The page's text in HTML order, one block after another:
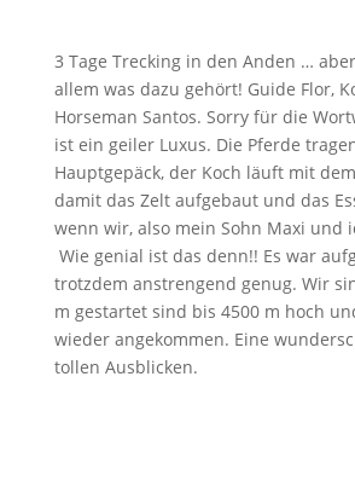
3 Tage Trecking in den Anden …
allem was dazu gehört! Guide Flor,
Horseman Santos. Sorry für die
ist ein geiler Luxus. Die Pferde
Hauptgepäck, der Koch läuft mit
damit das Zelt aufgebaut und das
wenn wir, also mein Sohn Maxi und
Wie genial ist das denn!! Es war
trotzdem anstrengend genug. Wir
m gestartet sind bis 4500 m hoch
wieder angekommen. Eine
tollen Ausblicken.